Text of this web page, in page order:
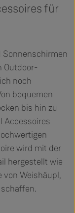
für
Sonnenschirmen
Outdoor-
noch
bequemen
bis hin zu
Accessoires
wird mit der
hergestellt wie
Weishäupl,